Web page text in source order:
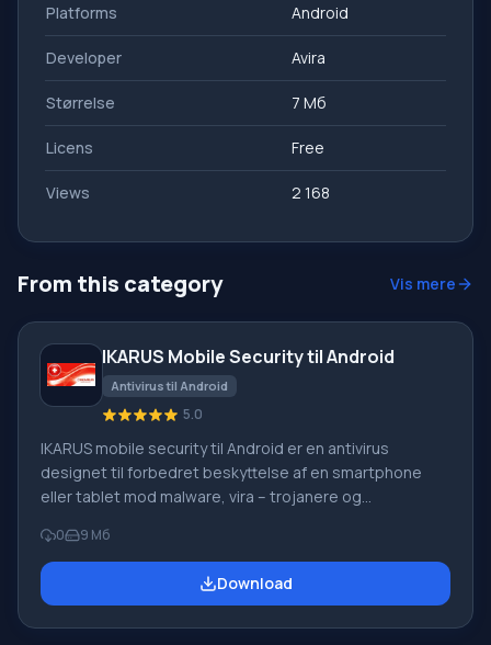
Platforms Android
Developer Avira
Størrelse 7 Мб
Licens Free
Views 2 168
From this category Vis mere
IKARUS Mobile Security til Android
Antivirus til Android
5.0
IKARUS mobile security til Android er en antivirus
designet til forbedret beskyttelse af en smartphone
eller tablet mod malware, vira – trojanere og
med en række funktioner. Funktioner: daglige
opdateringer via internettet; tilgængelig for en bruger,
der taler et hvilket som helst sprog, da der er en
0 9 Мб
Download